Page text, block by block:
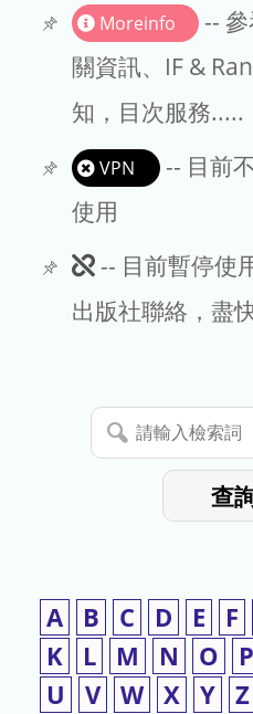
文章
Moreinfo
--
關資訊、IF &
知，目次服務.....
VPN
-- 目前
使用
此
期
暫
停
-- 目前暫停使
出版社聯絡，盡
請
輸
查
A B C D E F
K
L M N O P
U
V W X Y Z